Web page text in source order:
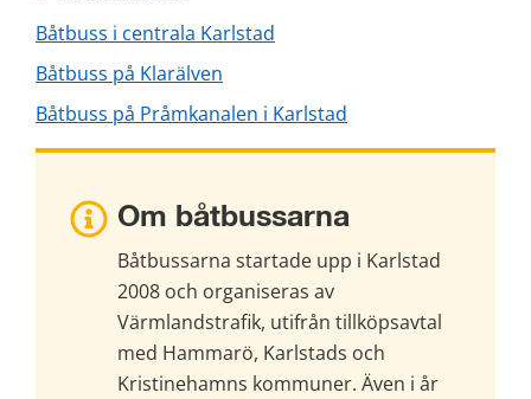
Båtbuss i centrala Karlstad
Båtbuss på Klarälven
Båtbuss på Pråmkanalen i Karlstad
Om båtbussarna
Båtbussarna startade upp i Karlstad
2008 och organiseras av
Värmlandstrafik, utifrån tillköpsavtal
med Hammarö, Karlstads och
Kristinehamns kommuner. Även i år